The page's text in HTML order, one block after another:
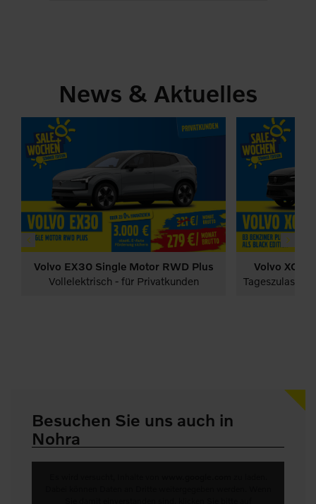
News & Aktuelles
PKW
Deals sichern & sparen!
e-auto-förderung
Volvo EX30 Single Motor RWD Plus
Vollelektrisch - für Privatkunden
PKW
Deals
e-auto-förderung
Volvo
Tageszulassung
Besuchen Sie uns auch in
Nohra